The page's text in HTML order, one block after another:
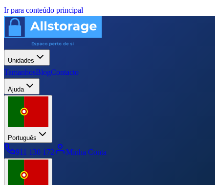
Ir para conteúdo principal
Unidades
TamanhosBlogContacto
Ajuda
Português
911 130 172 Minha Conta